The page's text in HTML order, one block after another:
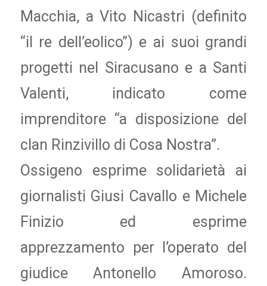
Macchia, a Vito Nicastri (definito
“il re dell’eolico”) e ai suoi grandi
progetti nel Siracusano e a Santi
Valenti, indicato come
imprenditore “a disposizione del
clan Rinzivillo di Cosa Nostra”.
Ossigeno esprime solidarietà ai
giornalisti Giusi Cavallo e Michele
Finizio ed esprime
apprezzamento per l’operato del
giudice Antonello Amoroso.